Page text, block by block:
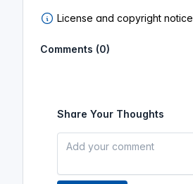
License and copyright notice
Comments (0)
Share Your Thoughts